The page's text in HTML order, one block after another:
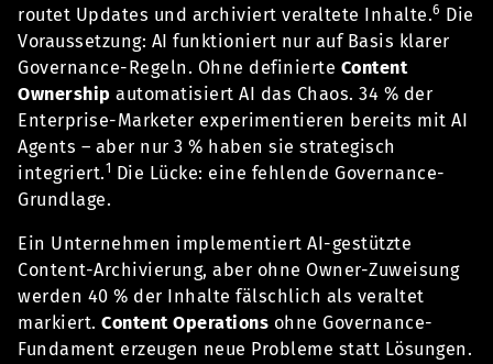
routet Updates und archiviert veraltete Inhalte.6 Die
Voraussetzung: AI funktioniert nur auf Basis klarer
Governance-Regeln. Ohne definierte Content
Ownership automatisiert AI das Chaos. 34 % der
Enterprise-Marketer experimentieren bereits mit AI
Agents – aber nur 3 % haben sie strategisch
integriert.1 Die Lücke: eine fehlende Governance-
Grundlage.
Ein Unternehmen implementiert AI-gestützte
Content-Archivierung, aber ohne Owner-Zuweisung
werden 40 % der Inhalte fälschlich als veraltet
markiert. Content Operations ohne Governance-
Fundament erzeugen neue Probleme statt Lösungen.